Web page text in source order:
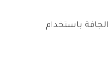
باستخدام